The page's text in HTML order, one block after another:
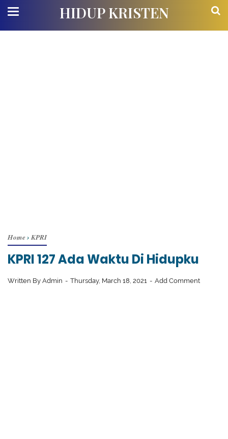
HIDUP KRISTEN
Home› KPRI
KPRI 127 Ada Waktu Di Hidupku
Written By Admin Thursday, March 18, 2021 Add Comment